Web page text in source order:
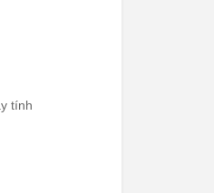
mm
tính